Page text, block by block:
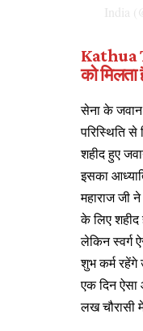
India
को मिलता
सेना के
परिस्थिति
शहीद हुए
इसका
महाराज जी
के लिए शहीद
लेकिन स्वर्ग
शुभ कर्म रहेंगे
एक दिन ऐसा
लख चौरासी